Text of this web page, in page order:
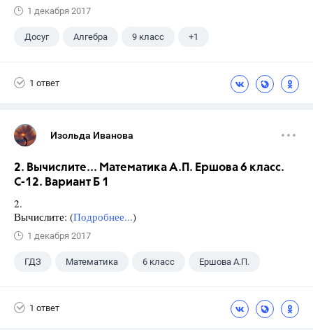
1 декабря 2017
Досуг Алгебра 9 класс +1
1 ответ
Изольда Иванова
2. Вычислите... Математика А.П. Ершова 6 класс.
С-12. Вариант Б 1
2.
Вычислите: (Подробнее...)
1 декабря 2017
ГДЗ Математика 6 класс Ершова А.П.
1 ответ